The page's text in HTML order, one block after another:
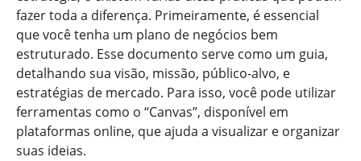
fazer toda a diferença. Primeiramente, é essencial
que você tenha um plano de negócios bem
estruturado. Esse documento serve como um guia,
detalhando sua visão, missão, público-alvo, e
estratégias de mercado. Para isso, você pode utilizar
ferramentas como o “Canvas”, disponível em
plataformas online, que ajuda a visualizar e organizar
suas ideias.